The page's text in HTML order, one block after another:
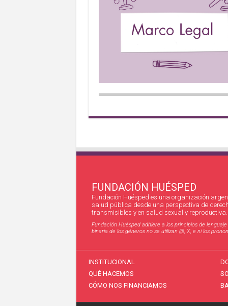
FUNDACIÓN HUÉSPED
Fundación Huésped es una organización
salud pública desde una perspectiva de
transmisibles y en salud sexual y reproductiva.
Fundación Huésped adhiere a los principios de
binaria de los géneros no se utilizan @, X, e ni los
INSTITUCIONAL
QUÉ HACEMOS
CÓMO NOS FINANCIAMOS